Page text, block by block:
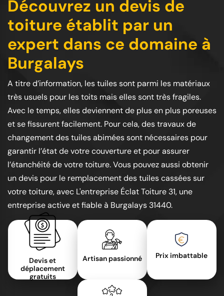
Découvrez un devis de
toiture établit par un
expert dans ce domaine à
Burgalays
A titre d’information, les tuiles sont parmi les matériaux
très usuels pour les toits mais elles sont très fragiles.
Avec le temps, elles deviennent de plus en plus poreuses
et se fissurent facilement. Pour cela, des travaux de
changement des tuiles abimées sont nécessaires pour
garantir l’état de votre couverture et pour assurer
l’étanchéité de votre toiture. Vous pouvez aussi obtenir
un devis pour le remplacement des tuiles cassées sur
votre toiture, avec L'entreprise Éclat Toiture 31, une
entreprise active et fiable à Burgalays 31440.
Devis et
déplacement
gratuits
Artisan passionné Prix imbattable